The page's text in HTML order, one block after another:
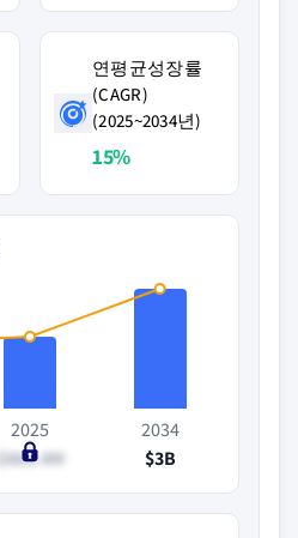
연평균성장률
(CAGR)
(2025~2034년)
15%
2025
$863.4M
2034
$3B